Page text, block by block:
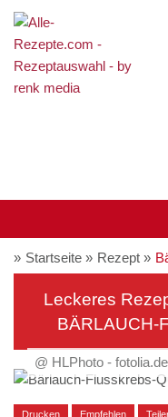
Startseite Rezept
Leckeres
BÄRLAUCH-
@ HLPhoto - fotolia.de
Drucken Empfehlen